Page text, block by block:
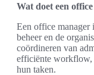
Wat doet een
Een office
beheer en de
coördineren van
efficiënte workflow,
hun taken.